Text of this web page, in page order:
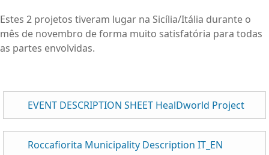
Estes 2 projetos tiveram lugar na Sicília/Itália durante o
mês de novembro de forma muito satisfatória para todas
as partes envolvidas.
EVENT DESCRIPTION SHEET HealDworld Project
Roccafiorita Municipality Description IT_EN